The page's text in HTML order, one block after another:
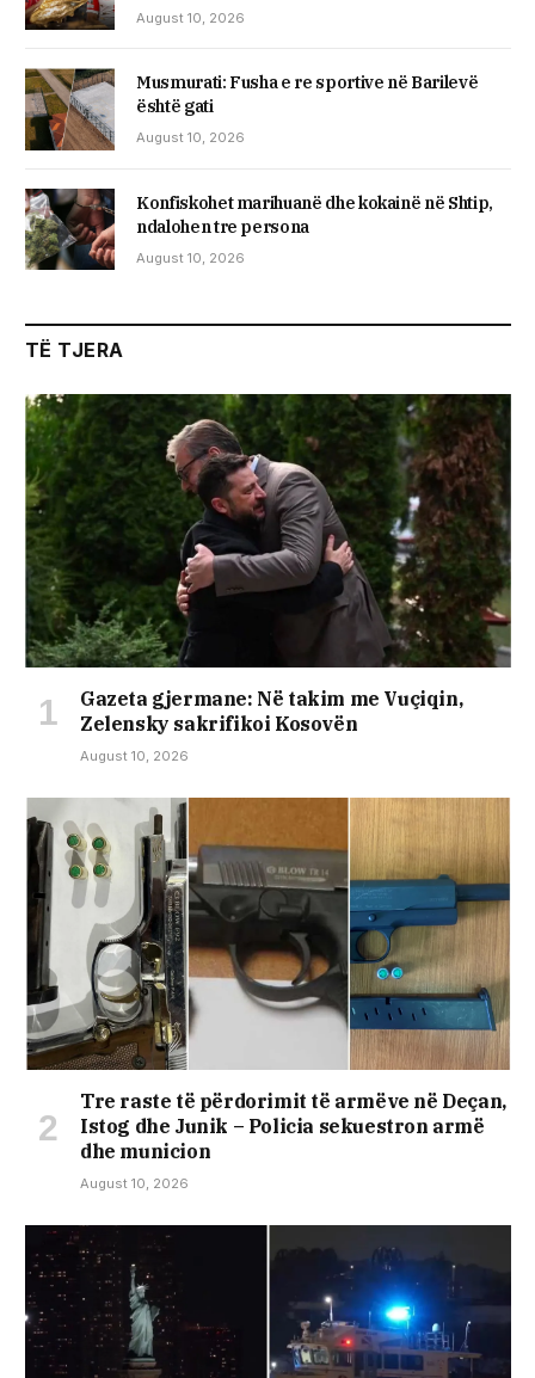
August 10, 2026
Musmurati: Fusha e re sportive në Barilevë
është gati
August 10, 2026
Konfiskohet marihuanë dhe kokainë në Shtip,
ndalohen tre persona
August 10, 2026
TË TJERA
Gazeta gjermane: Në takim me Vuçiqin,
Zelensky sakrifikoi Kosovën
August 10, 2026
Tre raste të përdorimit të armëve në Deçan,
Istog dhe Junik – Policia sekuestron armë
dhe municion
August 10, 2026